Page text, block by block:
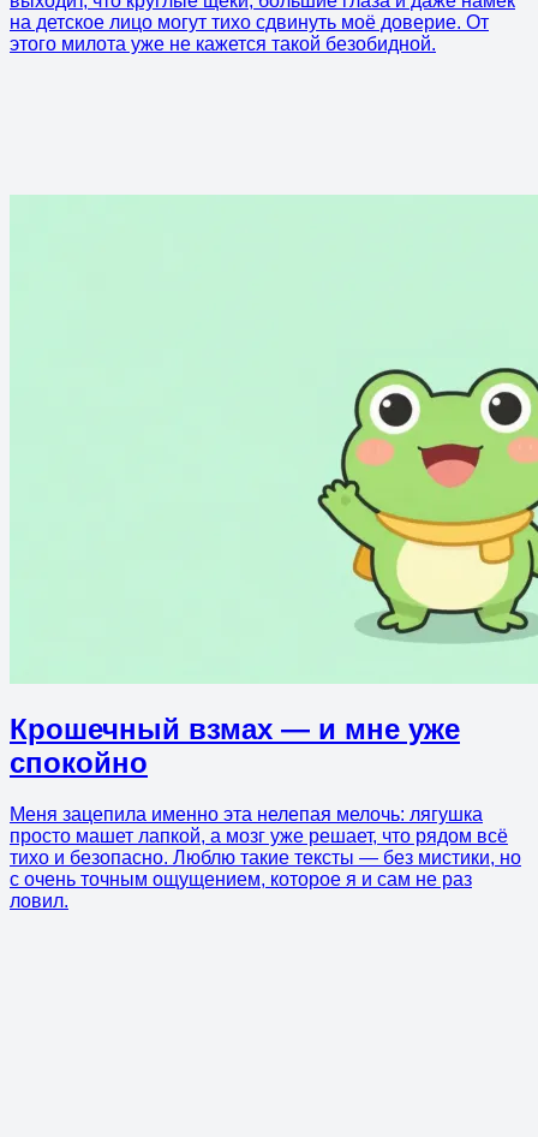
на детское лицо могут тихо сдвинуть моё доверие. От
этого милота уже не кажется такой безобидной.
Крошечный взмах — и мне уже
спокойно
Меня зацепила именно эта нелепая мелочь: лягушка
просто машет лапкой, а мозг уже решает, что рядом всё
тихо и безопасно. Люблю такие тексты — без мистики, но
с очень точным ощущением, которое я и сам не раз
ловил.